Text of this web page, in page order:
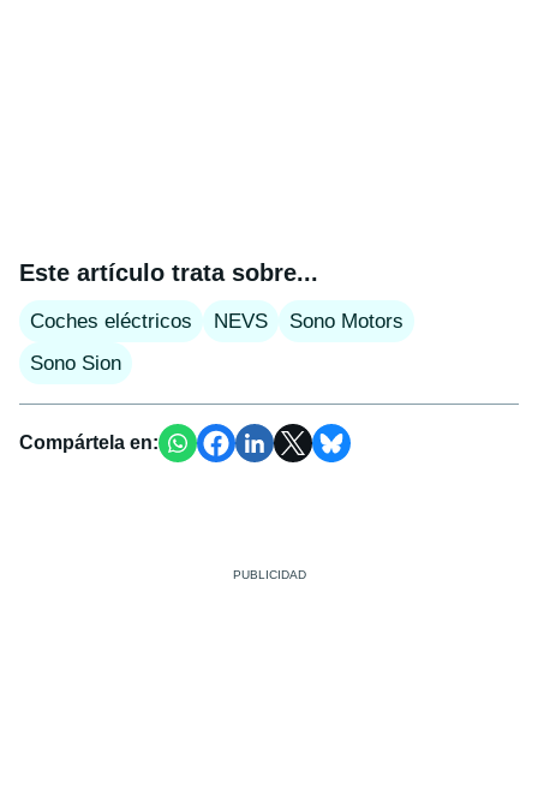
Este artículo trata sobre...
Coches eléctricos NEVS
Sono Motors
Sono Sion
Compártela en: